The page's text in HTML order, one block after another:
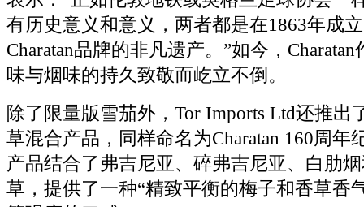
有历史意义和意义，两者都是在1863年成
Charatan品牌的非凡遗产。”如今，
味与烟味的持久致敬而屹立不倒。
除了限量版雪茄外，Tor Imports Ltd还推出
草混合产品，同样命名为Charatan 160周年
产品结合了弗吉尼亚、碎弗吉尼亚、白肋
草，提供了一种“精致平衡的梅子和香草香